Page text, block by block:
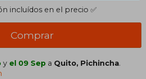
incluídos en el precio ✅
Comprar
y el 09 Sep a Quito, Pichincha.